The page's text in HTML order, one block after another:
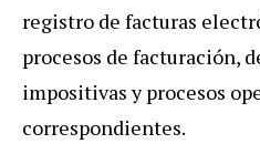
registro de facturas
procesos de facturación,
impositivas y procesos
correspondientes.